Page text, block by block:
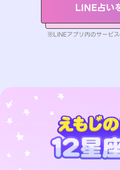
LINE占い
※LINEアプリ内のサービ